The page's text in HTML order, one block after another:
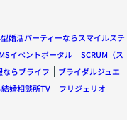
婚活パーティーならスマイルステ
イベントポータル
SCRUM（ス
らブライフ
ブライダルジュエ
婚相談所TV
フリジェリオ